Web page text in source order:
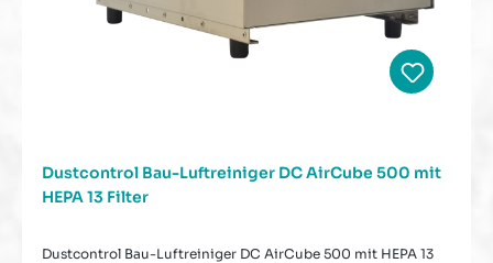
Dustcontrol Bau-Luftreiniger DC AirCube 500 mit
HEPA 13 Filter
Dustcontrol Bau-Luftreiniger DC AirCube 500 mit HEPA 13